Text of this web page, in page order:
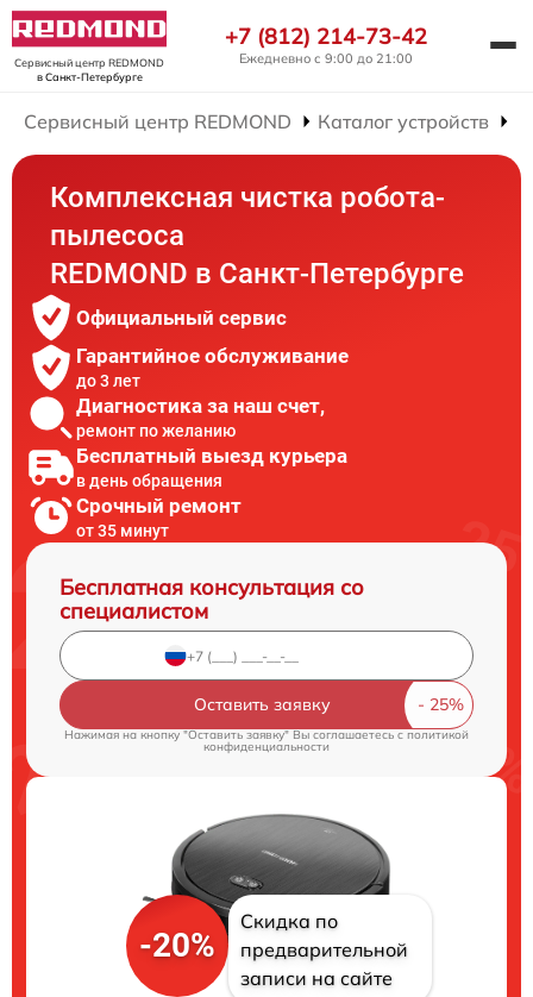
Сервисный центр REDMOND
в Санкт-Петербурге
+7 (812) 214-73-42
Ежедневно с 9:00 до 21:00
Сервисный центр REDMOND Каталог устройств
Комплексная чистка робота-
пылесоса
REDMOND в Санкт-Петербурге
Официальный сервис
Гарантийное обслуживание
до 3 лет
Диагностика за наш счет,
ремонт по желанию
Бесплатный выезд курьера
в день обращения
Срочный ремонт
от 35 минут
Бесплатная консультация со
специалистом
Оставить заявку
Нажимая на кнопку "Оставить заявку" Вы соглашаетесь c политикой
конфиденциальности
-20%
Скидка по
предварительной
записи на сайте